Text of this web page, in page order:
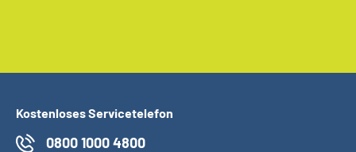
Kostenloses Servicetelefon
0800 1000 4800